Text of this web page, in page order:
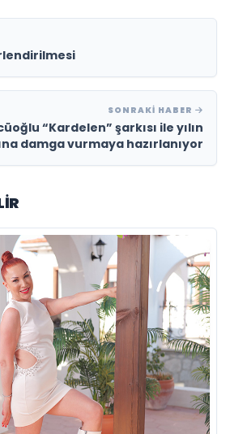
SONRAKI HABER
“Kardelen” şarkısı ile yılın
damga vurmaya hazırlanıyor